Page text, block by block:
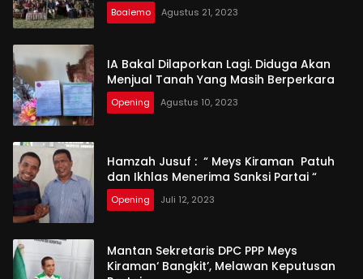
Boalemo Agustus 21, 2023
IA Bakal Dilaporkan Lagi. Diduga Akan
Menjual Tanah Yang Masih Berperkara
Opening Agustus 10, 2023
Hamzah Jusuf : “ Meys Kiraman Patuh
dan Ikhlas Menerima Sanksi Partai “
Opening Juli 12, 2023
Mantan Sekretaris DPC PPP Meys
Kiraman‘ Bangkit’, Melawan Keputusan